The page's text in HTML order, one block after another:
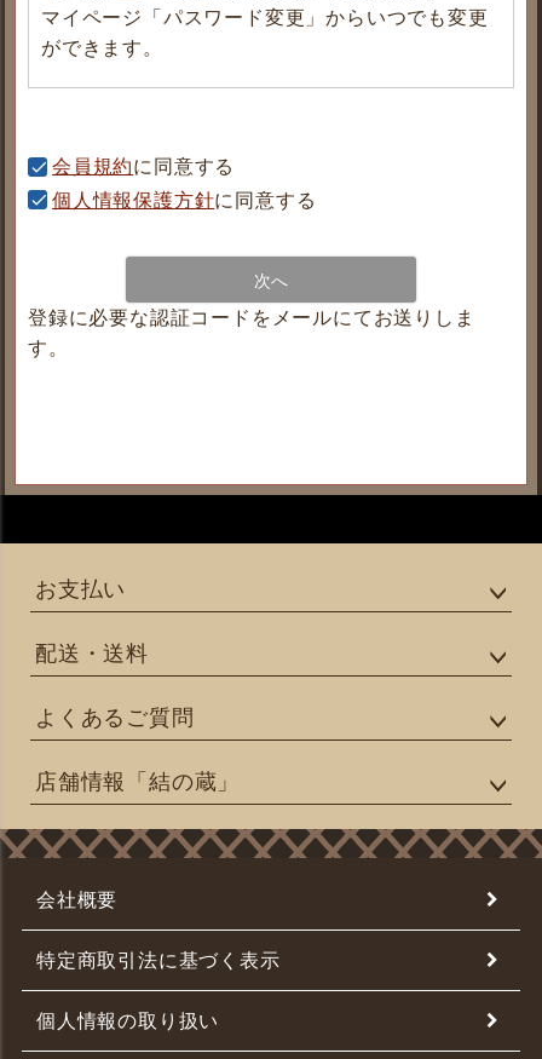
マイページ「パスワード変更」からいつでも変更
ができます。
会員規約に同意する
個人情報保護方針に同意する
次へ
登録に必要な認証コードをメールにてお送りしま
す。
お支払い
配送・送料
よくあるご質問
店舗情報「結の蔵」
会社概要
特定商取引法に基づく表示
個人情報の取り扱い